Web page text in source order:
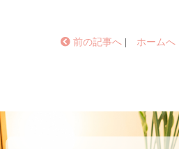
前の記事へ ホームへ